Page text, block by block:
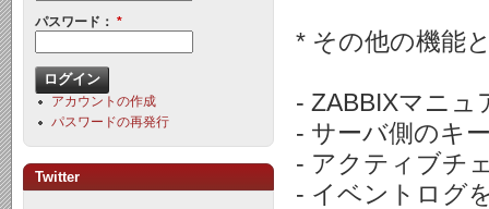
* その他の機能
- ZABBIXマニ
- サーバ側のキ
- アクティブチ
- イベントログ
パスワード： *
アカウントの作成
パスワードの再発行
Twitter